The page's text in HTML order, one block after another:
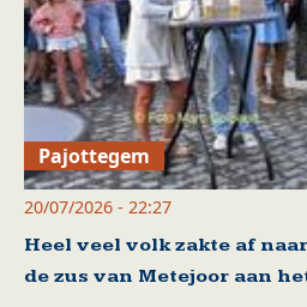
Pajottegem
20/07/2026 - 22:27
Heel veel volk zakte af
de zus van Metejoor aan